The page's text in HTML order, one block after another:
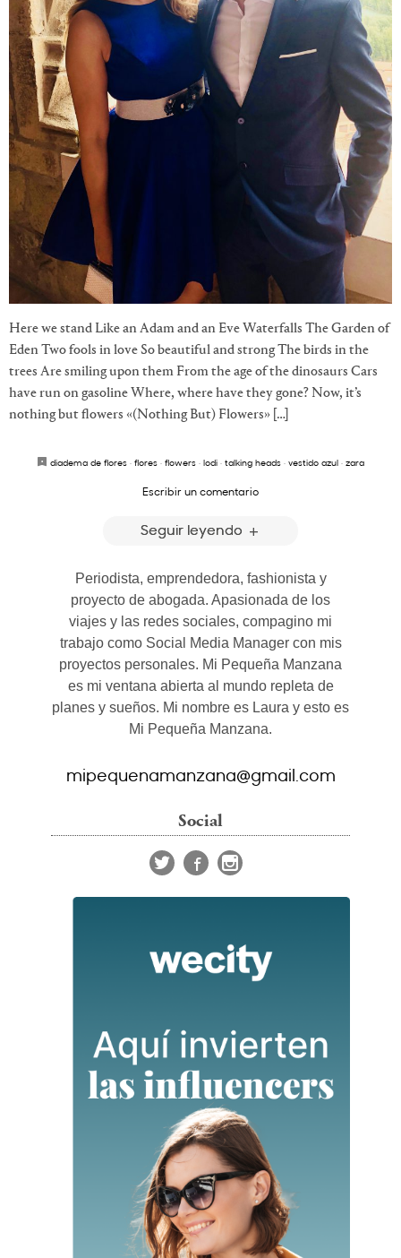
Here we stand Like an Adam and an Eve Waterfalls The Garden of
Eden Two fools in love So beautiful and strong The birds in the
trees Are smiling upon them From the age of the dinosaurs Cars
have run on gasoline Where, where have they gone? Now, it’s
nothing but flowers «(Nothing But) Flowers» […]
diadema de flores · flores · flowers · lodi · talking heads · vestido azul · zara
Escribir un comentario
Seguir leyendo
Periodista, emprendedora, fashionista y
proyecto de abogada. Apasionada de los
viajes y las redes sociales, compagino mi
trabajo como Social Media Manager con mis
proyectos personales. Mi Pequeña Manzana
es mi ventana abierta al mundo repleta de
planes y sueños. Mi nombre es Laura y esto es
Mi Pequeña Manzana.
mipequenamanzana@gmail.com
Social